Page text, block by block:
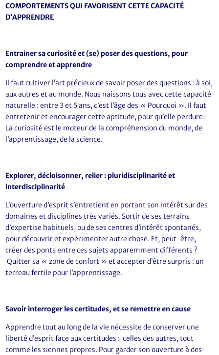
COMPORTEMENTS QUI FAVORISENT CETTE CAPACITÉ
D’APPRENDRE
Entrainer sa curiosité et (se) poser des questions, pour
comprendre et apprendre
Il faut cultiver l’art précieux de savoir poser des questions : à soi,
aux autres et au monde. Nous naissons tous avec cette capacité
naturelle : entre 3 et 5 ans, c’est l’âge des « Pourquoi ». Il faut
entretenir et encourager cette aptitude, pour qu’elle perdure.
La curiosité est le moteur de la compréhension du monde, de
l’apprentissage, de la science.
Explorer, décloisonner, relier : pluridisciplinarité et
interdisciplinarité
L’ouverture d’esprit s’entretient en portant son intérêt sur des
domaines et disciplines très variés. Sortir de ses terrains
d’expertise habituels, ou de ses centres d’intérêt spontanés,
pour découvrir et expérimenter autre chose. Et, peut-être,
créer des ponts entre ces sujets apparemment différents ?
Quitter sa « zone de confort » et accepter d’être surpris : un
terreau fertile pour l’apprentissage.
Savoir interroger les certitudes, et se remettre en cause
Apprendre tout au long de la vie nécessite de conserver une
liberté d’esprit face aux certitudes : celles des autres, tout
comme les siennes propres. Pour garder son ouverture à des